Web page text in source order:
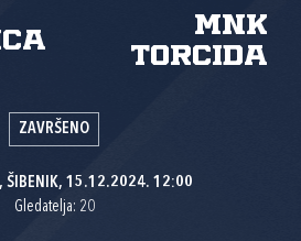
MNK
Torcida
ZAVRŠENO
ŠIBENIK, 15.12.2024. 12:00
Gledatelja: 20